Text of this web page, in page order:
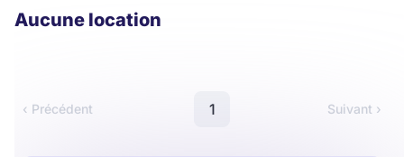
Meublé
Aucune location
‹ Précédent 1 Suivant ›